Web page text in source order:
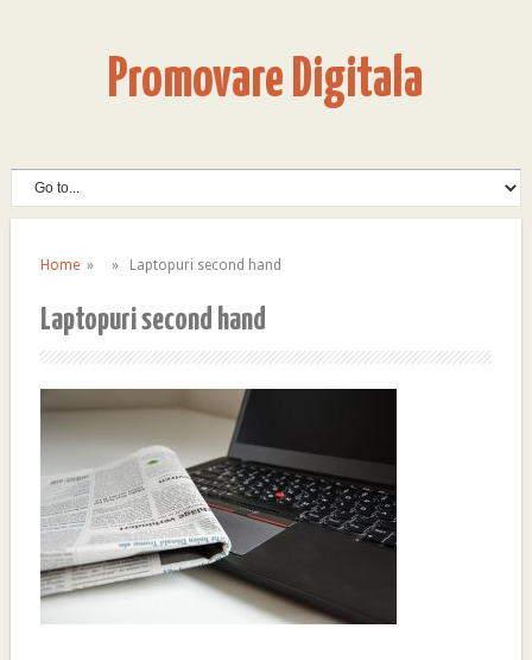
Promovare Digitala
Home» » Laptopuri second hand
Laptopuri second hand